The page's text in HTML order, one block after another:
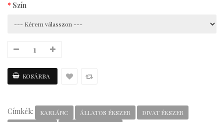
Szín
Címkék: KARLÁNC ÁLLATOS ÉKSZER
DIVAT ÉKSZER